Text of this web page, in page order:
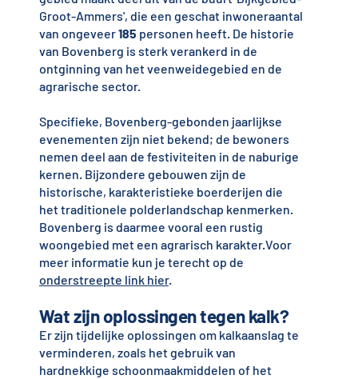
Groot-Ammers', die een geschat inwoneraantal
van ongeveer185 personen heeft. De historie
van Bovenberg is sterk verankerd in de
ontginning van het veenweidegebied en de
agrarische sector.
Specifieke, Bovenberg-gebonden jaarlijkse
evenementen zijn niet bekend; de bewoners
nemen deel aan de festiviteiten in de naburige
kernen. Bijzondere gebouwen zijn de
historische, karakteristieke boerderijen die
het traditionele polderlandschap kenmerken.
Bovenberg is daarmee vooral een rustig
woongebied met een agrarisch karakter.Voor
meer informatie kun je terecht op de
onderstreepte link hier.
Wat zijn oplossingen tegen kalk?
Er zijn tijdelijke oplossingen om kalkaanslag te
verminderen, zoals het gebruik van
hardnekkige schoonmaakmiddelen of het